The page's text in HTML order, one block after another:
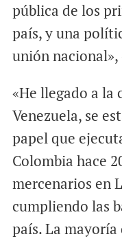
pública de los
país, y una
unión
«He llegado a la
Venezuela, se
papel que
Colombia hace
mercenarios en
cumpliendo las
país. La mayoría